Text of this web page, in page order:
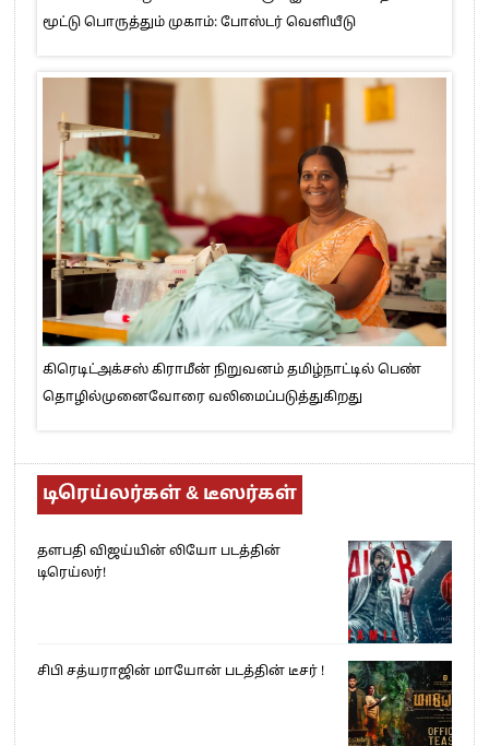
மூட்டு பொருத்தும் முகாம்: போஸ்டர் வெளியீடு
கிரெடிட்அக்சஸ் கிராமீன் நிறுவனம் தமிழ்நாட்டில் பெண்
தொழில்முனைவோரை வலிமைப்படுத்துகிறது
டிரெய்லர்கள் & டீஸர்கள்
தளபதி விஜய்யின் லியோ படத்தின்
டிரெய்லர்!
சிபி சத்யராஜின் மாயோன் படத்தின் டீசர் !